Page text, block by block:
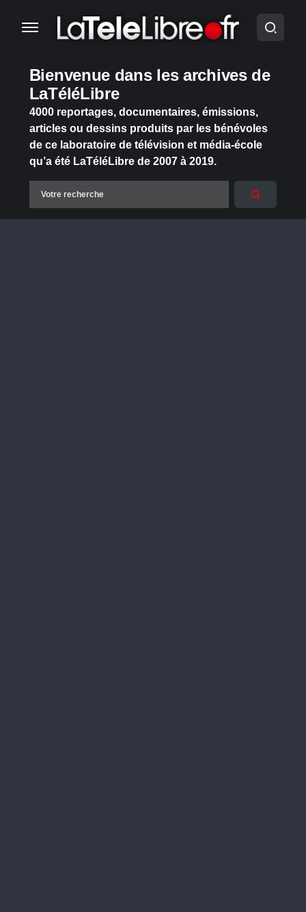
Bienvenue dans les archives de
LaTéléLibre
4000 reportages, documentaires, émissions,
articles ou dessins produits par les bénévoles
de ce laboratoire de télévision et média-école
qu’a été LaTéléLibre de 2007 à 2019.